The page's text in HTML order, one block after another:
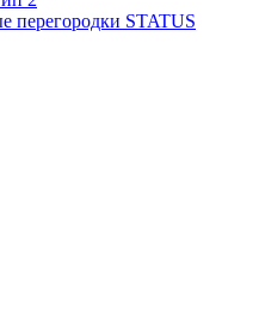
перегородки STATUS